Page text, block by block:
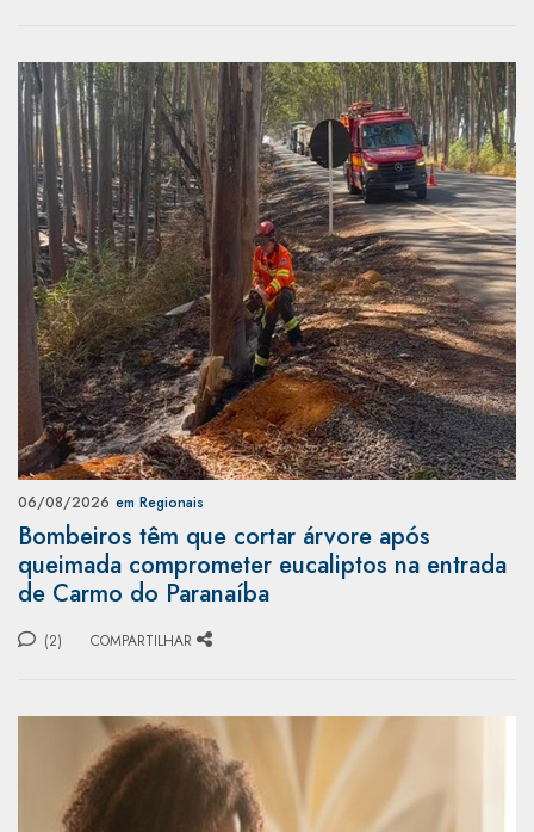
06/08/2026 em Regionais
Bombeiros têm que cortar árvore após
queimada comprometer eucaliptos na entrada
de Carmo do Paranaíba
(2) COMPARTILHAR